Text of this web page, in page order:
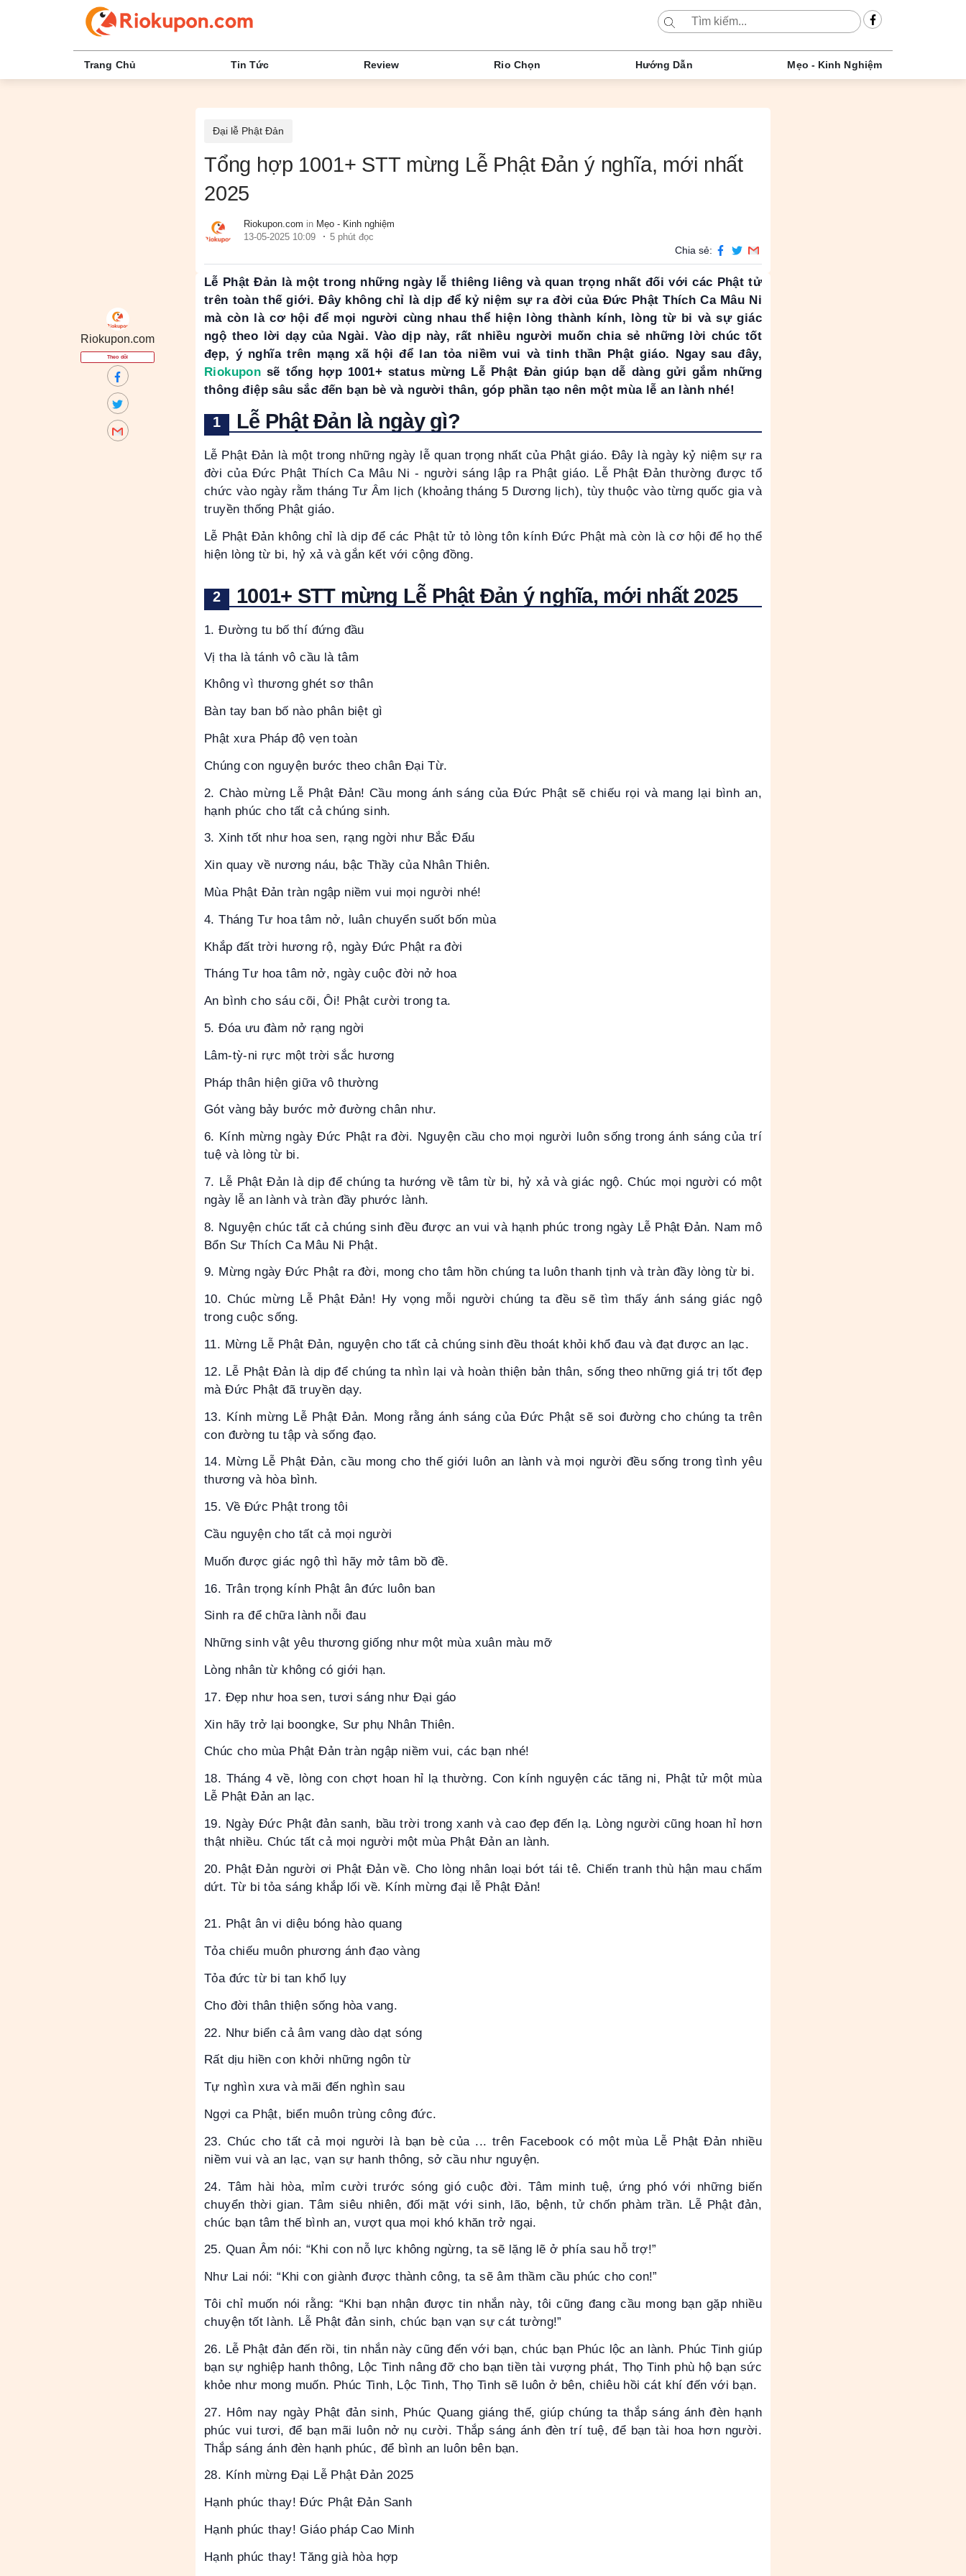
Trang Chủ Tin Tức Review Rio Chọn Hướng Dẫn Mẹo - Kinh Nghiệm
Đại lễ Phật Đản
Tổng hợp 1001+ STT mừng Lễ Phật Đản ý nghĩa, mới nhất
2025
Riokupon.com in Mẹo - Kinh nghiệm
13-05-2025 10:09
5 phút đọc
Chia sẻ:
Riokupon.com
Theo dõi
Lễ Phật Đản là một trong những ngày lễ thiêng liêng và quan trọng nhất đối với các Phật tử
trên toàn thế giới. Đây không chỉ là dịp để kỷ niệm sự ra đời của Đức Phật Thích Ca Mâu Ni
mà còn là cơ hội để mọi người cùng nhau thể hiện lòng thành kính, lòng từ bi và sự giác
ngộ theo lời dạy của Ngài. Vào dịp này, rất nhiều người muốn chia sẻ những lời chúc tốt
đẹp, ý nghĩa trên mạng xã hội để lan tỏa niềm vui và tinh thần Phật giáo. Ngay sau đây,
Riokupon sẽ tổng hợp 1001+ status mừng Lễ Phật Đản giúp bạn dễ dàng gửi gắm những
thông điệp sâu sắc đến bạn bè và người thân, góp phần tạo nên một mùa lễ an lành nhé!
Lễ Phật Đản là ngày gì?
Lễ Phật Đản là một trong những ngày lễ quan trọng nhất của Phật giáo. Đây là ngày kỷ niệm sự ra
đời của Đức Phật Thích Ca Mâu Ni - người sáng lập ra Phật giáo. Lễ Phật Đản thường được tổ
chức vào ngày rằm tháng Tư Âm lịch (khoảng tháng 5 Dương lịch), tùy thuộc vào từng quốc gia và
truyền thống Phật giáo.
Lễ Phật Đản không chỉ là dịp để các Phật tử tỏ lòng tôn kính Đức Phật mà còn là cơ hội để họ thể
hiện lòng từ bi, hỷ xả và gắn kết với cộng đồng.
1001+ STT mừng Lễ Phật Đản ý nghĩa, mới nhất 2025
1. Ðường tu bố thí đứng đầu
Vị tha là tánh vô cầu là tâm
Không vì thương ghét sơ thân
Bàn tay ban bố nào phân biệt gì
Phật xưa Pháp độ vẹn toàn
Chúng con nguyện bước theo chân Ðại Từ.
2. Chào mừng Lễ Phật Đản! Cầu mong ánh sáng của Đức Phật sẽ chiếu rọi và mang lại bình an,
hạnh phúc cho tất cả chúng sinh.
3. Xinh tốt như hoa sen, rạng ngời như Bắc Đẩu
Xin quay về nương náu, bậc Thầy của Nhân Thiên.
Mùa Phật Đản tràn ngập niềm vui mọi người nhé!
4. Tháng Tư hoa tâm nở, luân chuyển suốt bốn mùa
Khắp đất trời hương rộ, ngày Đức Phật ra đời
Tháng Tư hoa tâm nở, ngày cuộc đời nở hoa
An bình cho sáu cõi, Ôi! Phật cười trong ta.
5. Đóa ưu đàm nở rạng ngời
Lâm-tỳ-ni rực một trời sắc hương
Pháp thân hiện giữa vô thường
Gót vàng bảy bước mở đường chân như.
6. Kính mừng ngày Đức Phật ra đời. Nguyện cầu cho mọi người luôn sống trong ánh sáng của trí
tuệ và lòng từ bi.
7. Lễ Phật Đản là dịp để chúng ta hướng về tâm từ bi, hỷ xả và giác ngộ. Chúc mọi người có một
ngày lễ an lành và tràn đầy phước lành.
8. Nguyện chúc tất cả chúng sinh đều được an vui và hạnh phúc trong ngày Lễ Phật Đản. Nam mô
Bổn Sư Thích Ca Mâu Ni Phật.
9. Mừng ngày Đức Phật ra đời, mong cho tâm hồn chúng ta luôn thanh tịnh và tràn đầy lòng từ bi.
10. Chúc mừng Lễ Phật Đản! Hy vọng mỗi người chúng ta đều sẽ tìm thấy ánh sáng giác ngộ
trong cuộc sống.
11. Mừng Lễ Phật Đản, nguyện cho tất cả chúng sinh đều thoát khỏi khổ đau và đạt được an lạc.
12. Lễ Phật Đản là dịp để chúng ta nhìn lại và hoàn thiện bản thân, sống theo những giá trị tốt đẹp
mà Đức Phật đã truyền dạy.
13. Kính mừng Lễ Phật Đản. Mong rằng ánh sáng của Đức Phật sẽ soi đường cho chúng ta trên
con đường tu tập và sống đạo.
14. Mừng Lễ Phật Đản, cầu mong cho thế giới luôn an lành và mọi người đều sống trong tình yêu
thương và hòa bình.
15. Về Đức Phật trong tôi
Cầu nguyện cho tất cả mọi người
Muốn được giác ngộ thì hãy mở tâm bồ đề.
16. Trân trọng kính Phật ân đức luôn ban
Sinh ra để chữa lành nỗi đau
Những sinh vật yêu thương giống như một mùa xuân màu mỡ
Lòng nhân từ không có giới hạn.
17. Đẹp như hoa sen, tươi sáng như Đại gáo
Xin hãy trở lại boongke, Sư phụ Nhân Thiên.
Chúc cho mùa Phật Đản tràn ngập niềm vui, các bạn nhé!
18. Tháng 4 về, lòng con chợt hoan hỉ lạ thường. Con kính nguyện các tăng ni, Phật tử một mùa
Lễ Phật Đản an lạc.
19. Ngày Đức Phật đản sanh, bầu trời trong xanh và cao đẹp đến lạ. Lòng người cũng hoan hỉ hơn
thật nhiều. Chúc tất cả mọi người một mùa Phật Đản an lành.
20. Phật Đản người ơi Phật Đản về. Cho lòng nhân loại bớt tái tê. Chiến tranh thù hận mau chấm
dứt. Từ bi tỏa sáng khắp lối về. Kính mừng đại lễ Phật Đản!
21. Phật ân vi diệu bóng hào quang
Tỏa chiếu muôn phương ánh đạo vàng
Tỏa đức từ bi tan khổ lụy
Cho đời thân thiện sống hòa vang.
22. Như biển cả âm vang dào dạt sóng
Rất dịu hiền con khởi những ngôn từ
Tự nghìn xưa và mãi đến nghìn sau
Ngợi ca Phật, biển muôn trùng công đức.
23. Chúc cho tất cả mọi người là bạn bè của ... trên Facebook có một mùa Lễ Phật Đản nhiều
niềm vui và an lạc, vạn sự hanh thông, sở cầu như nguyện.
24. Tâm hài hòa, mỉm cười trước sóng gió cuộc đời. Tâm minh tuệ, ứng phó với những biến
chuyển thời gian. Tâm siêu nhiên, đối mặt với sinh, lão, bệnh, tử chốn phàm trần. Lễ Phật đản,
chúc bạn tâm thế bình an, vượt qua mọi khó khăn trở ngại.
25. Quan Âm nói: “Khi con nỗ lực không ngừng, ta sẽ lặng lẽ ở phía sau hỗ trợ!”
Như Lai nói: “Khi con giành được thành công, ta sẽ âm thầm cầu phúc cho con!”
Tôi chỉ muốn nói rằng: “Khi bạn nhận được tin nhắn này, tôi cũng đang cầu mong bạn gặp nhiều
chuyện tốt lành. Lễ Phật đản sinh, chúc bạn vạn sự cát tường!”
26. Lễ Phật đản đến rồi, tin nhắn này cũng đến với bạn, chúc bạn Phúc lộc an lành. Phúc Tinh giúp
bạn sự nghiệp hanh thông, Lộc Tinh nâng đỡ cho bạn tiền tài vượng phát, Thọ Tinh phù hộ bạn sức
khỏe như mong muốn. Phúc Tinh, Lộc Tinh, Thọ Tinh sẽ luôn ở bên, chiêu hồi cát khí đến với bạn.
27. Hôm nay ngày Phật đản sinh, Phúc Quang giáng thế, giúp chúng ta thắp sáng ánh đèn hạnh
phúc vui tươi, để bạn mãi luôn nở nụ cười. Thắp sáng ánh đèn trí tuệ, để bạn tài hoa hơn người.
Thắp sáng ánh đèn hạnh phúc, để bình an luôn bên bạn.
28. Kính mừng Đại Lễ Phật Đản 2025
Hạnh phúc thay! Đức Phật Đản Sanh
Hạnh phúc thay! Giáo pháp Cao Minh
Hạnh phúc thay! Tăng già hòa hợp